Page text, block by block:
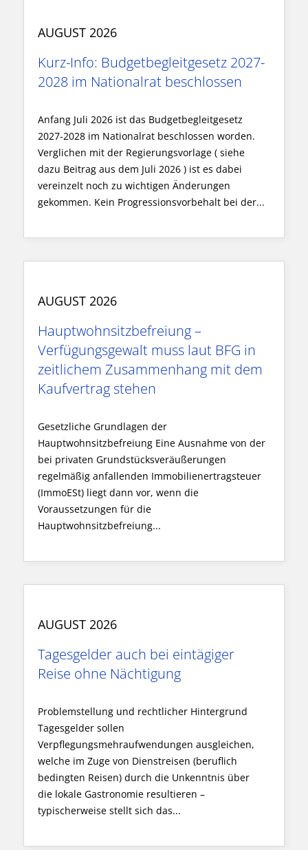
AUGUST 2026
Kurz-Info: Budgetbegleitgesetz 2027-
2028 im Nationalrat beschlossen
Anfang Juli 2026 ist das Budgetbegleitgesetz
2027-2028 im Nationalrat beschlossen worden.
Verglichen mit der Regierungsvorlage ( siehe
dazu Beitrag aus dem Juli 2026 ) ist es dabei
vereinzelt noch zu wichtigen Änderungen
gekommen. Kein Progressionsvorbehalt bei der...
AUGUST 2026
Hauptwohnsitz​­befreiung –
Verfügungsgewalt muss laut BFG in
zeitlichem Zusammenhang mit dem
Kaufvertrag stehen
Gesetzliche Grundlagen der
Hauptwohnsitzbefreiung Eine Ausnahme von der
bei privaten Grundstücksveräußerungen
regelmäßig anfallenden Immobilienertragsteuer
(ImmoESt) liegt dann vor, wenn die
Voraussetzungen für die
Hauptwohnsitzbefreiung...
AUGUST 2026
Tagesgelder auch bei eintägiger
Reise ohne Nächtigung
Problemstellung und rechtlicher Hintergrund
Tagesgelder sollen
Verpflegungsmehraufwendungen ausgleichen,
welche im Zuge von Dienstreisen (beruflich
bedingten Reisen) durch die Unkenntnis über
die lokale Gastronomie resultieren –
typischerweise stellt sich das...